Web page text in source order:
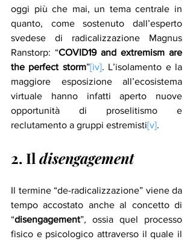
oggi più che mai, un tema centrale in
quanto, come sostenuto dall’esperto
svedese di radicalizzazione Magnus
Ranstorp: “COVID19 and extremism are
the perfect storm”[iv]. L’isolamento e la
maggiore esposizione all’ecosistema
virtuale hanno infatti aperto nuove
opportunità di proselitismo e
reclutamento a gruppi estremisti[v].
2. Il disengagement
Il termine “de-radicalizzazione” viene da
tempo accostato anche al concetto di
“disengagement”, ossia quel processo
fisico e psicologico attraverso il quale il